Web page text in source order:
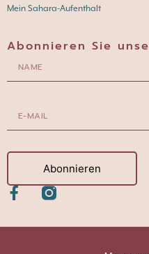
Mein Sahara-Aufenthalt
Abonnieren Sie
Abonnieren